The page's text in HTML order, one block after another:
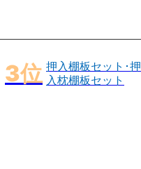
押入棚板セット･押
入枕棚板セット